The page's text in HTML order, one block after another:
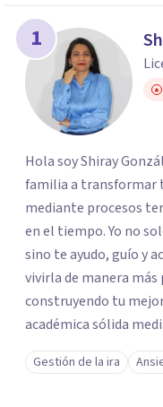
Responde a unas
los profesionales
necesidades.
1
Hola soy Shiray
familia a transformar
mediante procesos
en el tiempo. Yo no
sino te ayudo, guío y
vivirla de manera
construyendo tu mejor versión. Con
académica sólida
breve, familiar e
profesional y
Gestión de la ira